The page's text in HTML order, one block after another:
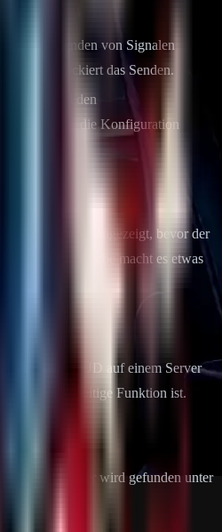
er das Senden von Signalen
ist und blockiert das Senden.
und den
separat über die Konfiguration
von Rust angezeigt, bevor der
Setzen einer Farbe macht es etwas
des HUD auf einem Server
eine clientseitige Funktion ist.
ein, dieser wird gefunden unter